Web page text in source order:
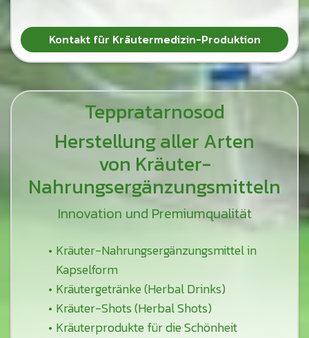
Kontakt für Kräutermedizin-Produktion
Teppratarnosod
Herstellung aller Arten
von Kräuter-
Nahrungsergänzungsmitteln
Innovation und Premiumqualität
Kräuter-Nahrungsergänzungsmittel in
Kapselform
Kräutergetränke (Herbal Drinks)
Kräuter-Shots (Herbal Shots)
Kräuterprodukte für die Schönheit